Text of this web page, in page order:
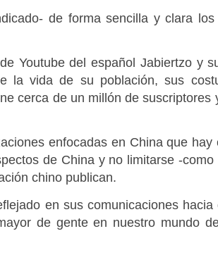
de forma sencilla y clara
Youtube del español Jabiertzo y
la vida de su población, sus
cerca de un millón de
enfocadas en China que
de China y no limitarse -
chino publican.
en sus comunicaciones
de gente en nuestro mundo